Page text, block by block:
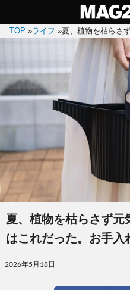
TOP »ライフ »夏、植物を枯らさ
夏、植物を枯らさず元
はこれだった。お手入
投
稿
2026年5月18日